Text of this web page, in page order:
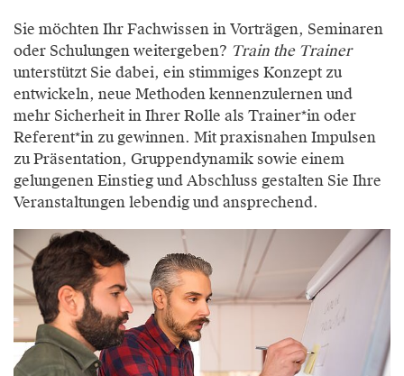
Sie möchten Ihr Fachwissen in Vorträgen, Seminaren
oder Schulungen weitergeben? Train the Trainer
unterstützt Sie dabei, ein stimmiges Konzept zu
entwickeln, neue Methoden kennenzulernen und
mehr Sicherheit in Ihrer Rolle als Trainer*in oder
Referent*in zu gewinnen. Mit praxisnahen Impulsen
zu Präsentation, Gruppendynamik sowie einem
gelungenen Einstieg und Abschluss gestalten Sie Ihre
Veranstaltungen lebendig und ansprechend.